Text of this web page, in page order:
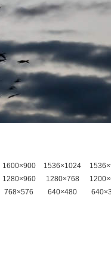
1600×900 1536×1024
1280×960 1280×768
768×576 640×480